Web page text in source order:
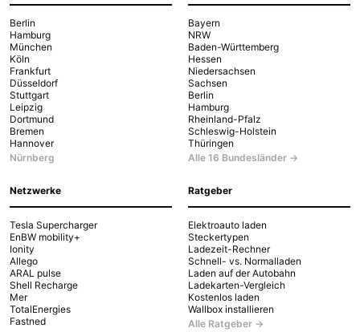
Berlin
Hamburg
München
Köln
Frankfurt
Düsseldorf
Stuttgart
Leipzig
Dortmund
Bremen
Hannover
Nürnberg
Bayern
NRW
Baden-Württemberg
Hessen
Niedersachsen
Sachsen
Berlin
Hamburg
Rheinland-Pfalz
Schleswig-Holstein
Thüringen
Alle 16 Bundesländer →
Netzwerke
Tesla Supercharger
EnBW mobility+
Ionity
Allego
ARAL pulse
Shell Recharge
Mer
TotalEnergies
Fastned
Ratgeber
Elektroauto laden
Steckertypen
Ladezeit-Rechner
Schnell- vs. Normalladen
Laden auf der Autobahn
Ladekarten-Vergleich
Kostenlos laden
Wallbox installieren
Alle Ratgeber →